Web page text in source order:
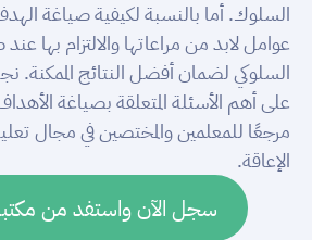
السلوك. أما بالنسبة لكيفية صياغة
عوامل لابد من مراعاتها والالتزام بها
السلوكي لضمان أفضل النتائج الممكنة.
على أهم الأسئلة المتعلقة بصياغة
مرجعًا للمعلمين والمختصين في مجال
الإعاقة.
سجل الآن واستفد من